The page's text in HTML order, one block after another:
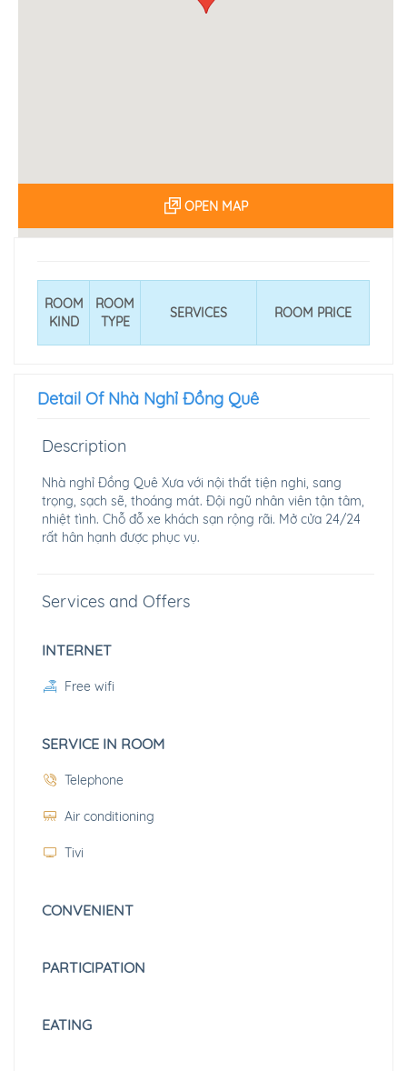
OPEN MAP
ROOM
KIND
ROOM
TYPE
SERVICES ROOM PRICE
Detail Of Nhà Nghỉ Đồng Quê
Description
Nhà nghỉ Đồng Quê Xưa với nội thất tiện nghi, sang
trọng, sạch sẽ, thoáng mát. Đội ngũ nhân viên tận tâm,
nhiệt tình. Chỗ đỗ xe khách sạn rộng rãi. Mở cửa 24/24
rất hân hạnh được phục vụ.
Services and Offers
INTERNET
Free wifi
SERVICE IN ROOM
Telephone
Air conditioning
Tivi
CONVENIENT
PARTICIPATION
EATING